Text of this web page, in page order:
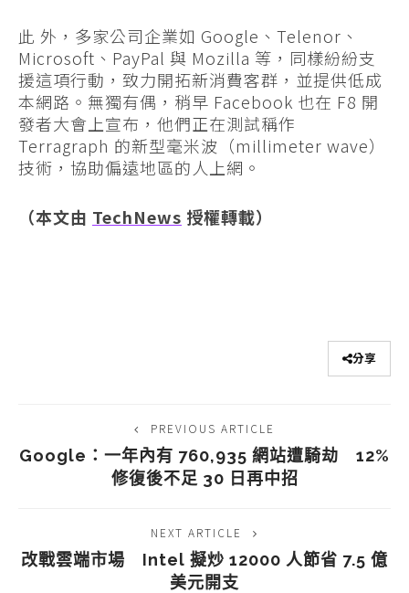
此 外，多家公司企業如 Google、Telenor、
Microsoft、PayPal 與 Mozilla 等，同樣紛紛支
援這項行動，致力開拓新消費客群，並提供低成
本網路。無獨有偶，稍早 Facebook 也在 F8 開
發者大會上宣布，他們正在測試稱作
Terragraph 的新型毫米波（millimeter wave）
技術，協助偏遠地區的人上網。
（本文由 TechNews 授權轉載）
分享
PREVIOUS ARTICLE
Google：一年內有 760,935 網站遭騎劫 12%
修復後不足 30 日再中招
NEXT ARTICLE
改戰雲端市場 Intel 擬炒 12000 人節省 7.5 億
美元開支